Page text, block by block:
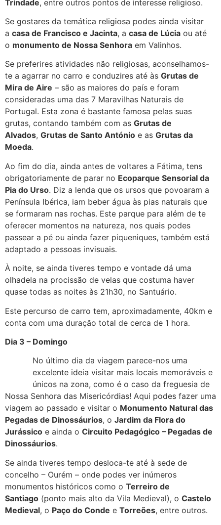
Trindade, entre outros pontos de interesse religioso.
Se gostares da temática religiosa podes ainda visitar
a casa de Francisco e Jacinta, a casa de Lúcia ou até
o monumento de Nossa Senhora em Valinhos.
Se preferires atividades não religiosas, aconselhamos-
te a agarrar no carro e conduzires até às Grutas de
Mira de Aire – são as maiores do país e foram
consideradas uma das 7 Maravilhas Naturais de
Portugal. Esta zona é bastante famosa pelas suas
grutas, contando também com as Grutas de
Alvados, Grutas de Santo António e as Grutas da
Moeda.
Ao fim do dia, ainda antes de voltares a Fátima, tens
obrigatoriamente de parar no Ecoparque Sensorial da
Pia do Urso. Diz a lenda que os ursos que povoaram a
Península Ibérica, iam beber água às pias naturais que
se formaram nas rochas. Este parque para além de te
oferecer momentos na natureza, nos quais podes
passear a pé ou ainda fazer piqueniques, também está
adaptado a pessoas invisuais.
À noite, se ainda tiveres tempo e vontade dá uma
olhadela na procissão de velas que costuma haver
quase todas as noites às 21h30, no Santuário.
Este percurso de carro tem, aproximadamente, 40km e
conta com uma duração total de cerca de 1 hora.
Dia 3 – Domingo
No último dia da viagem parece-nos uma
excelente ideia visitar mais locais memoráveis e
únicos na zona, como é o caso da freguesia de
Nossa Senhora das Misericórdias! Aqui podes fazer uma
viagem ao passado e visitar o Monumento Natural das
Pegadas de Dinossáurios, o Jardim da Flora do
Jurássico e ainda o Circuito Pedagógico – Pegadas de
Dinossáurios.
Se ainda tiveres tempo desloca-te até à sede de
concelho – Ourém – onde podes ver inúmeros
monumentos históricos como o Terreiro de
Santiago (ponto mais alto da Vila Medieval), o Castelo
Medieval, o Paço do Conde e Torreões, entre outros.